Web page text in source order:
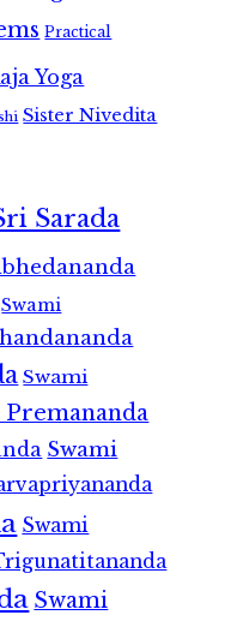
Practical
Yoga
Sister Nivedita
Sarada
Swami
Swami
Premananda
Swami
Swami
Swami